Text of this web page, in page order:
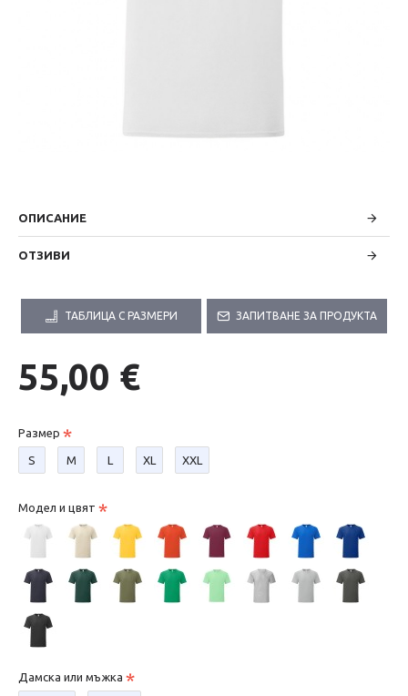
ОПИСАНИЕ
ОТЗИВИ
ТАБЛИЦА С РАЗМЕРИ ЗАПИТВАНЕ ЗА ПРОДУКТА
55,00 €
Размер
S М L XL XXL
Модел и цвят
Дамска или мъжка